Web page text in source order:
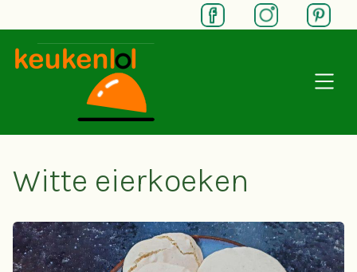
SKIP TO MAIN CONTENT
Witte eierkoeken